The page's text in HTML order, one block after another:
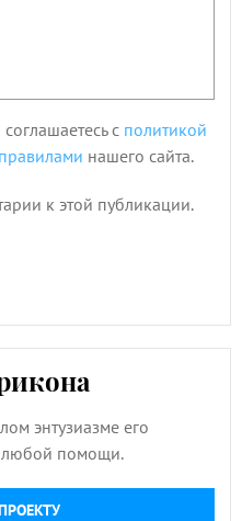
с политикой
правилами нашего сайта.
к этой публикации.
энтузиазме его
любой помощи.